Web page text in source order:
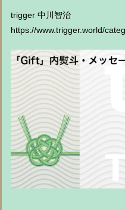
trigger 中川智治
https://www.trigger.world/